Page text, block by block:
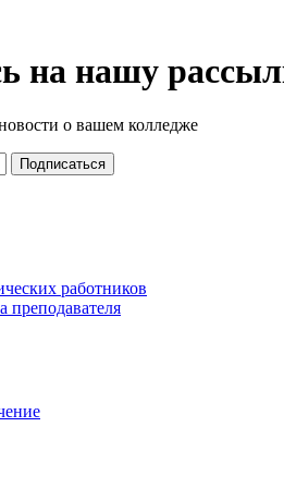
на нашу
о вашем колледже
работников
преподавателя